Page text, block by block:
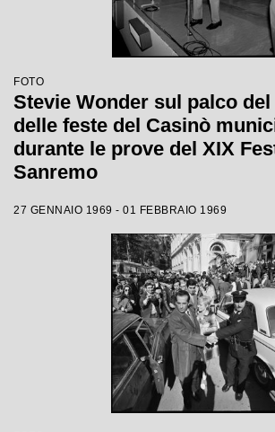
FOTO
Stevie Wonder sul palco del
delle feste del Casinò
durante le prove del XIX
Sanremo
27 GENNAIO 1969 - 01 FEBBRAIO 1969